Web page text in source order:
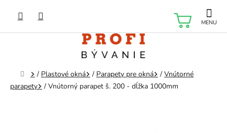
obsah
Domov
/ Plastové okná / Parapety pre okná / Vnútorné
parapety
/ Vnútorný parapet š. 200 - dĺžka 1000mm